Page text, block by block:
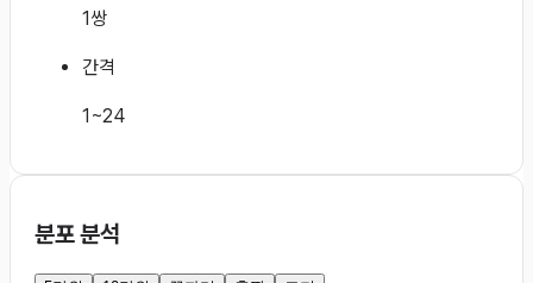
1쌍
간격
1~24
분포 분석